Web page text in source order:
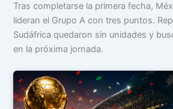
Tras completarse la primera fecha,
lideran el Grupo A con tres puntos.
Sudáfrica quedaron sin unidades y
en la próxima jornada.